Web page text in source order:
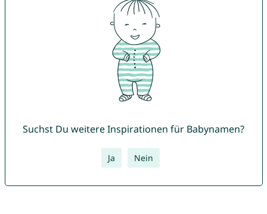
Suchst Du weitere Inspirationen für Babynamen?
Ja Nein